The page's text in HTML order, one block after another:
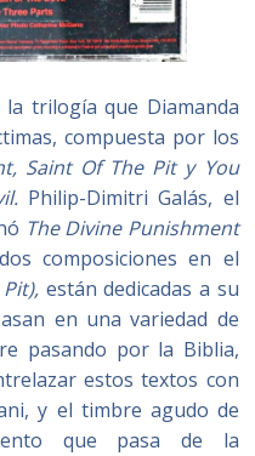
la trilogía que Diamanda
compuesta por los
Saint Of The Pit y You
Philip-Dimitri Galás, el
The Divine Punishment
composiciones en el
), están dedicadas a su
en una variedad de
pasando por la Biblia,
estos textos con
y el timbre agudo de
que pasa de la